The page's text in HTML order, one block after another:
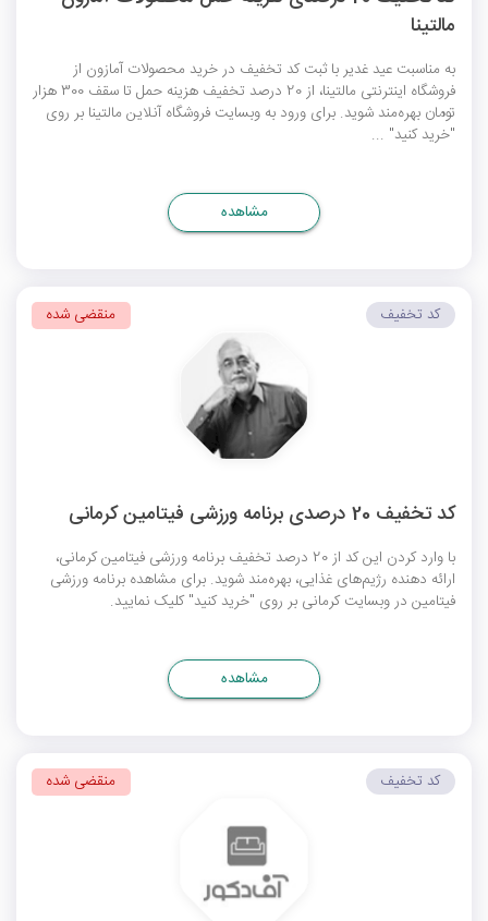
مالتینا
به مناسبت عید غدیر با ثبت کد تخفیف در خرید محصولات آمازون از
فروشگاه اینترنتی مالتینا، از 20 درصد تخفیف هزینه‌ حمل تا سقف 300 هزار
تومان بهره‌مند شوید. برای ورود به وبسایت فروشگاه آنلاین مالتینا بر روی
"خرید کنید" ...
مشاهده
کد تخفیف 20 درصدی برنامه ورزشی فیتامین کرمانی
با وارد کردن این کد از 20 درصد تخفیف برنامه ورزشی فیتامین کرمانی،
ارائه دهنده رژیم‌های غذایی، بهره‌مند شوید. برای مشاهده برنامه ورزشی
فیتامین در وبسایت کرمانی بر روی "خرید کنید" کلیک نمایید.
کد تخفیف منقضی شده
مشاهده
کد تخفیف منقضی شده